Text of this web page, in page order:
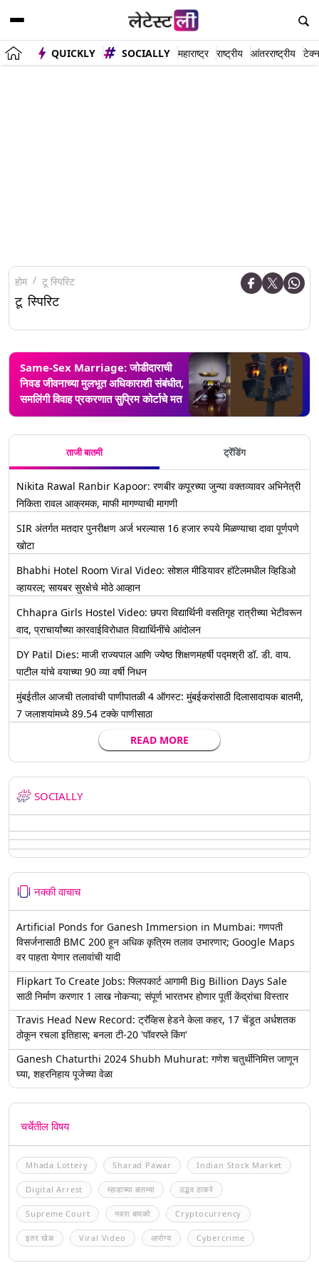
QUICKLY SOCIALLY महाराष्ट्र राष्ट्रीय आंतरराष्ट्रीय
होम टू स्पिरिट
टू स्पिरिट
Same-Sex Marriage: जोडीदाराची
निवड जीवनाच्या मुलभूत अधिकाराशी संबंधीत,
समलिंगी विवाह प्रकरणात सुप्रिम कोर्टाचे मत
ताजी बातमी ट्रेंडिंग
Nikita Rawal Ranbir Kapoor: रणबीर कपूरच्या जुन्या वक्तव्यावर अभिनेत्री
निकिता रावल आक्रमक, माफी मागण्याची मागणी
SIR अंतर्गत मतदार पुनरीक्षण अर्ज भरल्यास 16 हजार रुपये मिळण्याचा दावा पूर्णपणे
खोटा
Bhabhi Hotel Room Viral Video: सोशल मीडियावर हॉटेलमधील व्हिडिओ
व्हायरल; सायबर सुरक्षेचे मोठे आव्हान
Chhapra Girls Hostel Video: छपरा विद्यार्थिनी वसतिगृह रात्रीच्या भेटीवरून
वाद, प्राचार्यांच्या कारवाईविरोधात विद्यार्थिनींचे आंदोलन
DY Patil Dies: माजी राज्यपाल आणि ज्येष्ठ शिक्षणमहर्षी पद्मश्री डॉ. डी. वाय.
पाटील यांचे वयाच्या 90 व्या वर्षी निधन
मुंबईतील आजची तलावांची पाणीपातळी 4 ऑगस्ट: मुंबईकरांसाठी दिलासादायक बातमी,
7 जलाशयांमध्ये 89.54 टक्के पाणीसाठा
READ MORE
SOCIALLY
नक्की वाचाच
Artificial Ponds for Ganesh Immersion in Mumbai: गणपती
विसर्जनासाठी BMC 200 हून अधिक कृत्रिम तलाव उभारणार; Google Maps
वर पाहता येणार तलावांची यादी
Flipkart To Create Jobs: फ्लिपकार्ट आगामी Big Billion Days Sale
साठी निर्माण करणार 1 लाख नोकऱ्या; संपूर्ण भारतभर होणार पूर्ती केंद्रांचा विस्तार
Travis Head New Record: ट्रॅव्हिस हेडने केला कहर, 17 चेंडूत अर्धशतक
ठोकून रचला इतिहास; बनला टी-20 'पॉवरप्ले किंग'
Ganesh Chaturthi 2024 Shubh Muhurat: गणेश चतुर्थीनिमित्त जाणून
घ्या, शहरनिहाय पूजेच्या वेळा
चर्चेतील विषय
Mhada Lottery Sharad Pawar Indian Stock Market
Digital Arrest म्हाडाच्या बातम्या उद्धव ठाकरे
Supreme Court नवरा बायको Cryptocurrency
इतर खेळ Viral Video आरोग्य Cybercrime